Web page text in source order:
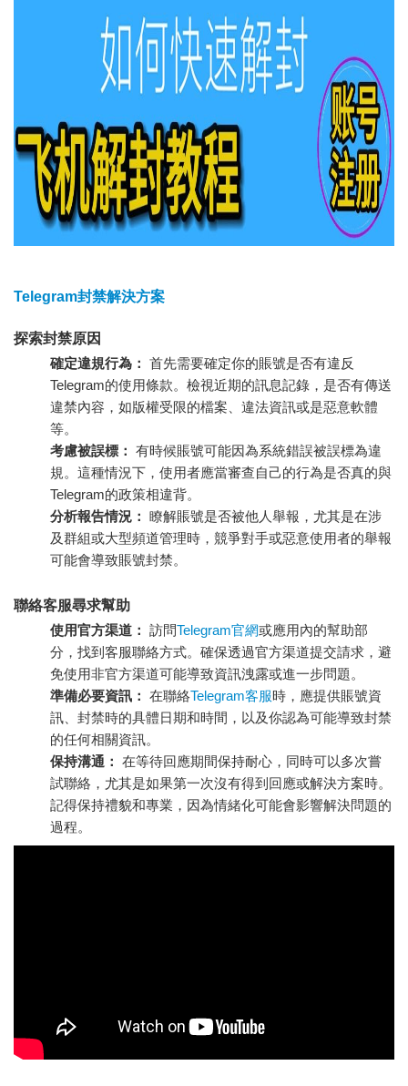
Telegram封禁解決方案
探索封禁原因
確定違規行為： 首先需要確定你的賬號是否有違反
Telegram的使用條款。檢視近期的訊息記錄，是否有傳送
違禁內容，如版權受限的檔案、違法資訊或是惡意軟體
等。
考慮被誤標： 有時候賬號可能因為系統錯誤被誤標為違
規。這種情況下，使用者應當審查自己的行為是否真的與
Telegram的政策相違背。
分析報告情況： 瞭解賬號是否被他人舉報，尤其是在涉
及群組或大型頻道管理時，競爭對手或惡意使用者的舉報
可能會導致賬號封禁。
聯絡客服尋求幫助
使用官方渠道： 訪問Telegram官網或應用內的幫助部
分，找到客服聯絡方式。確保透過官方渠道提交請求，避
免使用非官方渠道可能導致資訊洩露或進一步問題。
準備必要資訊： 在聯絡Telegram客服時，應提供賬號資
訊、封禁時的具體日期和時間，以及你認為可能導致封禁
的任何相關資訊。
保持溝通： 在等待回應期間保持耐心，同時可以多次嘗
試聯絡，尤其是如果第一次沒有得到回應或解決方案時。
記得保持禮貌和專業，因為情緒化可能會影響解決問題的
過程。